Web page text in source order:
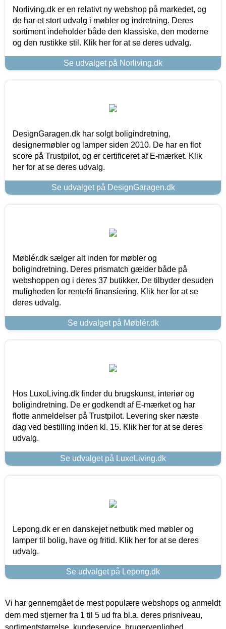
Norliving.dk er en relativt ny webshop på markedet, og
de har et stort udvalg i møbler og indretning. Deres
sortiment indeholder både den klassiske, den moderne
og den rustikke stil. Klik her for at se deres udvalg.
Se udvalget på Norliving.dk
DesignGaragen.dk har solgt boligindretning,
designermøbler og lamper siden 2010. De har en flot
score på Trustpilot, og er certificeret af E-mærket. Klik
her for at se deres udvalg.
Se udvalget på DesignGaragen.dk
Møblér.dk sælger alt inden for møbler og
boligindretning. Deres prismatch gælder både på
webshoppen og i deres 37 butikker. De tilbyder desuden
muligheden for rentefri finansiering. Klik her for at se
deres udvalg.
Se udvalget på Møblér.dk
Hos LuxoLiving.dk finder du brugskunst, interiør og
boligindretning. De er godkendt af E-mærket og har
flotte anmeldelser på Trustpilot. Levering sker næste
dag ved bestilling inden kl. 15. Klik her for at se deres
udvalg.
Se udvalget på LuxoLiving.dk
Lepong.dk er en danskejet netbutik med møbler og
lamper til bolig, have og fritid. Klik her for at se deres
udvalg.
Se udvalget på Lepong.dk
Vi har gennemgået de mest populære webshops og anmeldt
dem med stjerner fra 1 til 5 ud fra bl.a. deres prisniveau,
sortimentstørrelse, kundeservice, brugervenlighed,